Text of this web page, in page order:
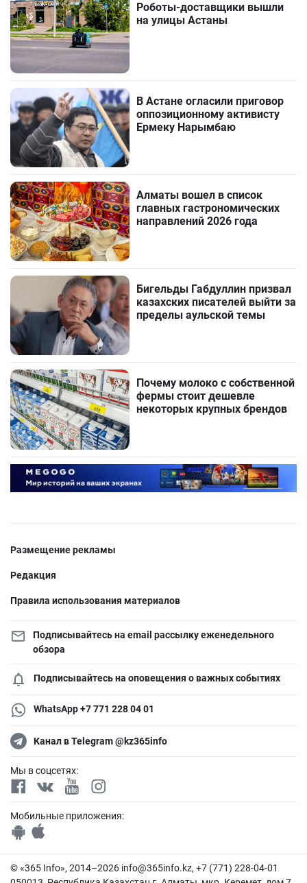
Роботы-доставщики вышли
на улицы Астаны
В Астане огласили приговор
оппозиционному активисту
Ермеку Нарымбаю
Алматы вошел в список
главных гастрономических
направлений 2026 года
Бигельды Габдуллин призвал
казахских писателей выйти за
пределы аульской темы
Почему молоко с собственной
фермы стоит дешевле
некоторых крупных брендов
Размещение рекламы
Редакция
Правила использования материалов
Подписывайтесь на email рассылку еженедельного
обзора
Подписывайтесь на оповещения о важных событиях
WhatsApp +7 771 228 04 01
Канал в Telegram @kz365info
Мы в соцсетях:
Мобильные приложения:
© «365 Info», 2014–2026 info@365info.kz, +7 (771) 228-04-01